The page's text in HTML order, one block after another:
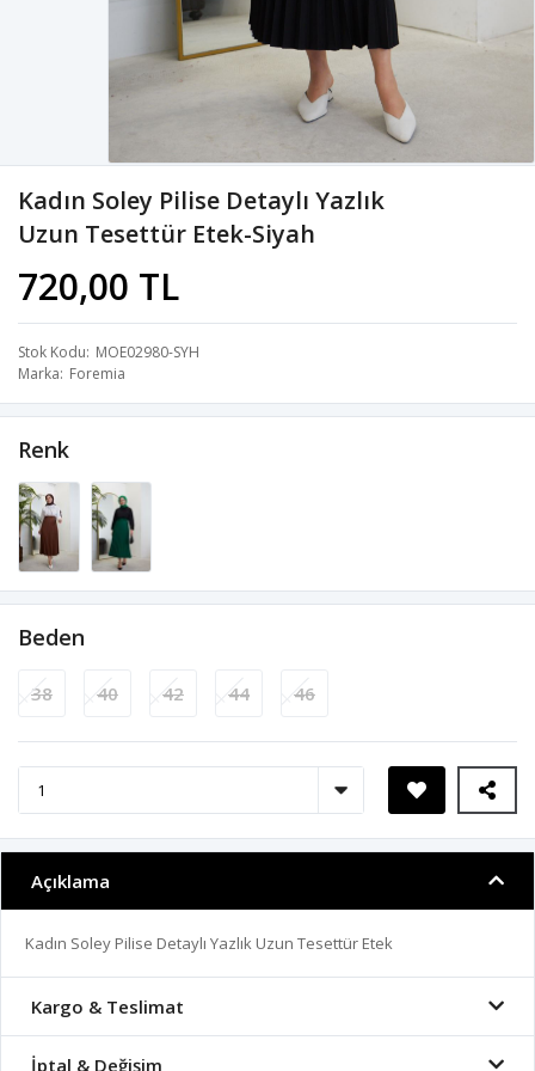
Kadın Soley Pilise Detaylı Yazlık
Uzun Tesettür Etek-Siyah
720,00 TL
Stok Kodu MOE02980-SYH
Marka Foremia
Renk
Beden
38 40 42 44 46
Açıklama
Kadın Soley Pilise Detaylı Yazlık Uzun Tesettür Etek
Kargo & Teslimat
İptal & Değişim